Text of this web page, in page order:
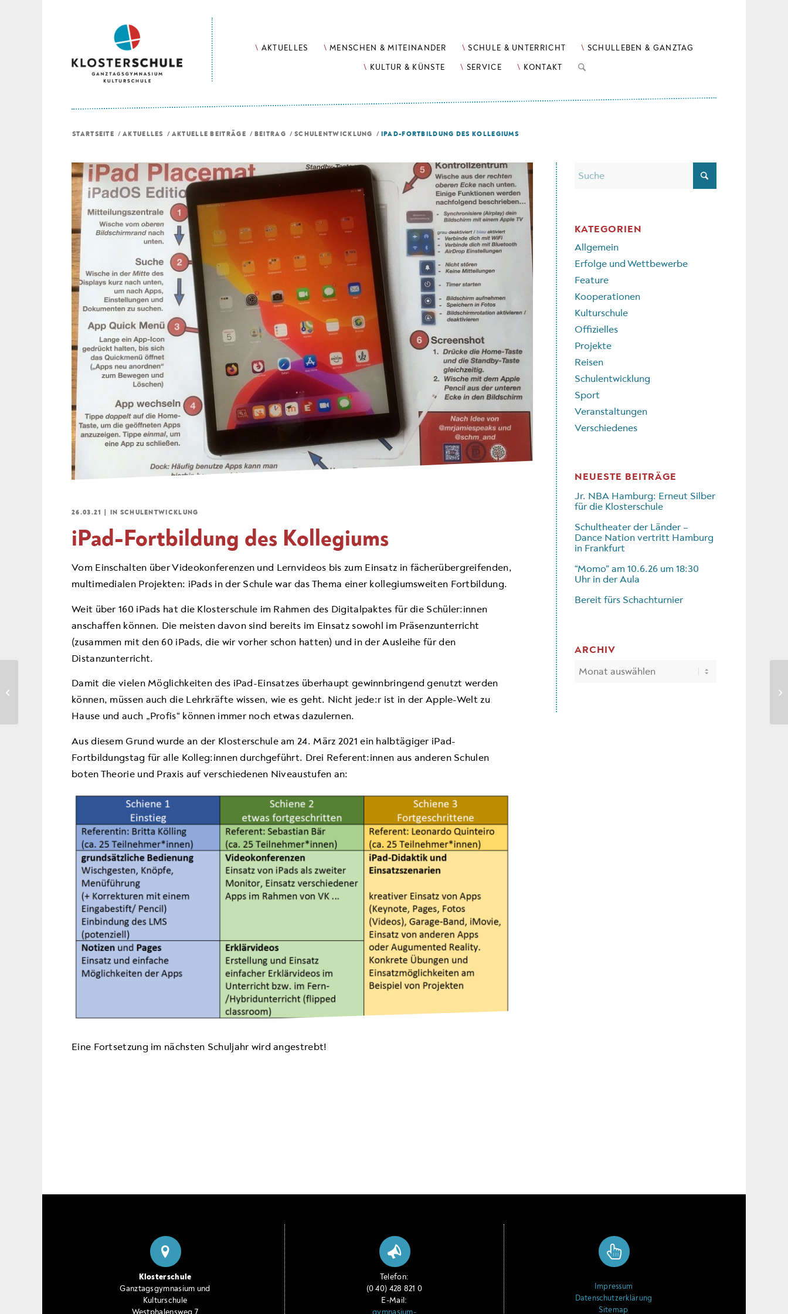
AKTUELLES MENSCHEN & MITEINANDER SCHULE & UNTERRICHT SCHULLEBEN & GANZTAG
KULTUR & KÜNSTE SERVICE KONTAKT
STARTSEITE / AKTUELLES / AKTUELLE BEITRÄGE / BEITRAG / SCHULENTWICKLUNG / IPAD-FORTBILDUNG DES KOLLEGIUMS
26.03.21 IN SCHULENTWICKLUNG
iPad-Fortbildung des Kollegiums
Vom Einschalten über Videokonferenzen und Lernvideos bis zum Einsatz in fächerübergreifenden,
multimedialen Projekten: iPads in der Schule war das Thema einer kollegiumsweiten Fortbildung.
Weit über 160 iPads hat die Klosterschule im Rahmen des Digitalpaktes für die Schüler:innen
anschaffen können. Die meisten davon sind bereits im Einsatz sowohl im Präsenzunterricht
(zusammen mit den 60 iPads, die wir vorher schon hatten) und in der Ausleihe für den
Distanzunterricht.
Damit die vielen Möglichkeiten des iPad-Einsatzes überhaupt gewinnbringend genutzt werden
können, müssen auch die Lehrkräfte wissen, wie es geht. Nicht jede:r ist in der Apple-Welt zu
Hause und auch „Profis“ können immer noch etwas dazulernen.
Aus diesem Grund wurde an der Klosterschule am 24. März 2021 ein halbtägiger iPad-
Fortbildungstag für alle Kolleg:innen durchgeführt. Drei Referent:innen aus anderen Schulen
boten Theorie und Praxis auf verschiedenen Niveaustufen an:
Eine Fortsetzung im nächsten Schuljahr wird angestrebt!
KATEGORIEN
Allgemein
Erfolge und Wettbewerbe
Feature
Kooperationen
Kulturschule
Offizielles
Projekte
Reisen
Schulentwicklung
Sport
Veranstaltungen
Verschiedenes
NEUESTE BEITRÄGE
Jr. NBA Hamburg: Erneut Silber
für die Klosterschule
Schultheater der Länder –
Dance Nation vertritt Hamburg
in Frankfurt
“Momo” am 10.6.26 um 18:30
Uhr in der Aula
Bereit fürs Schachturnier
ARCHIV
Klosterschule
Ganztagsgymnasium und
Kulturschule
Westphalensweg 7
Telefon:
(0 40) 428 821 0
E-Mail:
gymnasium-
Impressum
Datenschutzerklärung
Sitemap